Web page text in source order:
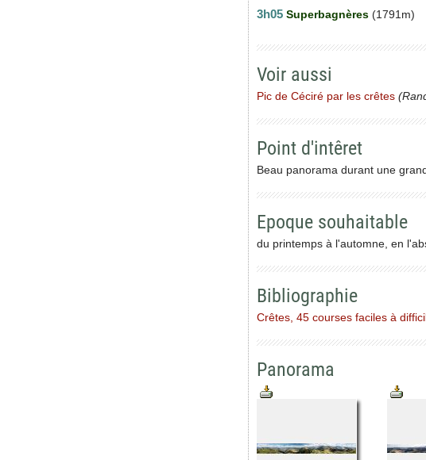
3h05 Superbagnères (1791m)
Voir aussi
Pic de Céciré par les crêtes
Point d'intêret
Beau panorama durant une
Epoque souhaitable
du printemps à l'automne, en
Bibliographie
Crêtes, 45 courses faciles à
Panorama